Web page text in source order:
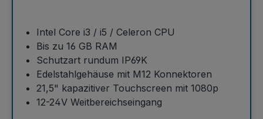
Intel Core i3 / i5 / Celeron CPU
Bis zu 16 GB RAM
Schutzart rundum IP69K
Edelstahlgehäuse mit M12 Konnektoren
21,5" kapazitiver Touchscreen mit 1080p
12-24V Weitbereichseingang